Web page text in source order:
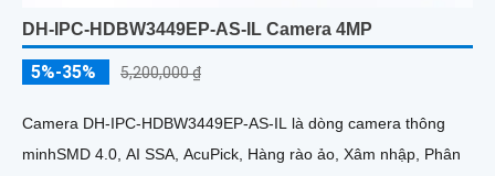
DH-IPC-HDBW3449EP-AS-IL Camera 4MP
5%-35% 5,200,000 ₫
Camera DH-IPC-HDBW3449EP-AS-IL là dòng camera thông
minhSMD 4.0, AI SSA, AcuPick, Hàng rào ảo, Xâm nhập, Phân